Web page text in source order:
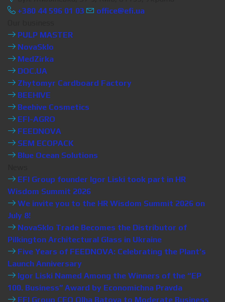
+380 44 596 01 03
office@efi.ua
PULP MASTER
NovaSklo
MedZirka
DOC.UA
Zhytomyr Cardboard Factory
BEEHIVE
Beehive Cosmetics
EFI-AGRO
FEEDNOVA
SEM ECOPACK
Blue Ocean Solutions
EFI Group founder Igor Liski took part in HR
Wisdom Summit 2026
We invite you to the HR Wisdom Summit 2026 on
July 8!
NovaSklo Trade Becomes the Distributor of
Pilkington Architectural Glass in Ukraine
Five Years of FEEDNOVA: Celebrating the Plant’s
Launch Anniversary
Igor Liski Named Among the Winners of the “EP
100. Business” Award by Economichna Pravda
EFI Group CEO Olha Batova to Moderate Business